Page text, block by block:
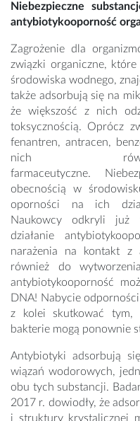
Niebezpieczne
antybiotykooporność
Zagrożenie dla
związki organiczne,
środowiska wodnego,
także adsorbują się na
że większość z nich
toksycznością. Oprócz
fenantren, antracen,
nich
farmaceutyczne.
obecnością w
oporności na ich
Naukowcy odkryli już
działanie
narażenia na kontakt z
również do
antybiotykooporność
DNA! Nabycie
z kolei skutkować tym,
bakterie mogą ponownie
Antybiotyki adsorbują
wiązań wodorowych,
obu tych substancji.
2017 r. dowiodły, że
i struktury krystalicznej